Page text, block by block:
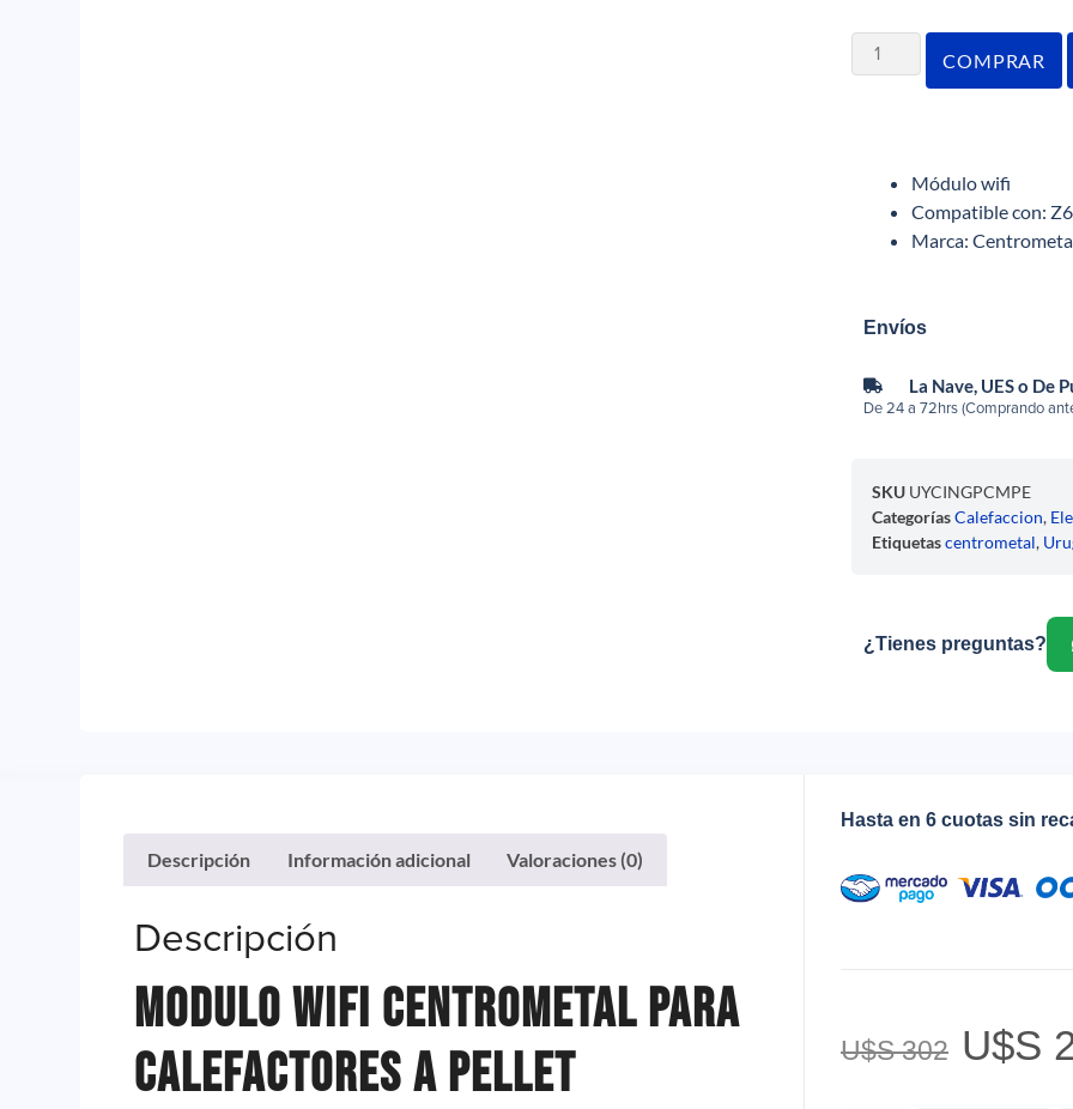
COMPRAR
Módulo wifi
Compatible con:
Marca:
Envíos
La Nave, UES o De
De 24 a 72hrs (Comprando
SKU UYCINGPCMPE
CategoríasCalefaccion,
Etiquetascentrometal,
¿Tienes preguntas?
Descripción Información adicional Valoraciones (0)
Descripción
Modulo WIFI Centrometal Para
Calefactores A Pellet
Hasta en 6 cuotas sin
U$S302 U$S